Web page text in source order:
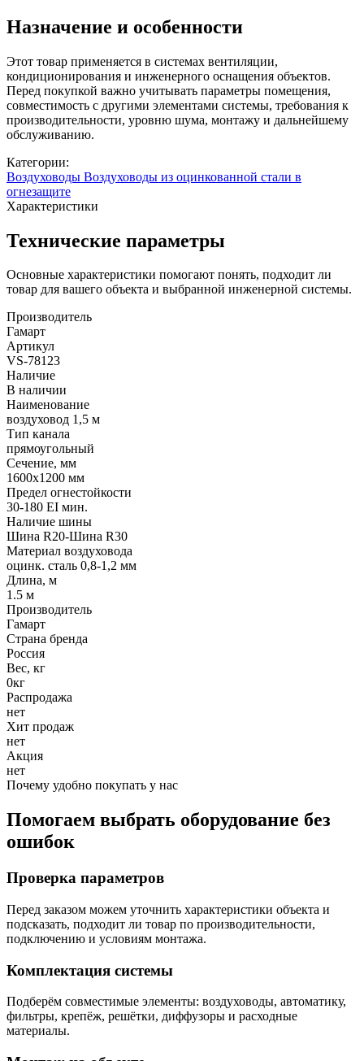
Назначение и особенности
Этот товар применяется в системах вентиляции,
кондиционирования и инженерного оснащения объектов.
Перед покупкой важно учитывать параметры помещения,
совместимость с другими элементами системы, требования к
производительности, уровню шума, монтажу и дальнейшему
обслуживанию.
Категории:
Воздуховоды Воздуховоды из оцинкованной стали в
огнезащите
Характеристики
Технические параметры
Основные характеристики помогают понять, подходит ли
товар для вашего объекта и выбранной инженерной системы.
Производитель
Гамарт
Артикул
VS-78123
Наличие
В наличии
Наименование
воздуховод 1,5 м
Тип канала
прямоугольный
Сечение, мм
1600x1200 мм
Предел огнестойкости
30-180 EI мин.
Наличие шины
Шина R20-Шина R30
Материал воздуховода
оцинк. сталь 0,8-1,2 мм
Длина, м
1.5 м
Производитель
Гамарт
Страна бренда
Россия
Вес, кг
0кг
Распродажа
нет
Хит продаж
нет
Акция
нет
Почему удобно покупать у нас
Помогаем выбрать оборудование без
ошибок
Проверка параметров
Перед заказом можем уточнить характеристики объекта и
подсказать, подходит ли товар по производительности,
подключению и условиям монтажа.
Комплектация системы
Подберём совместимые элементы: воздуховоды, автоматику,
фильтры, крепёж, решётки, диффузоры и расходные
материалы.